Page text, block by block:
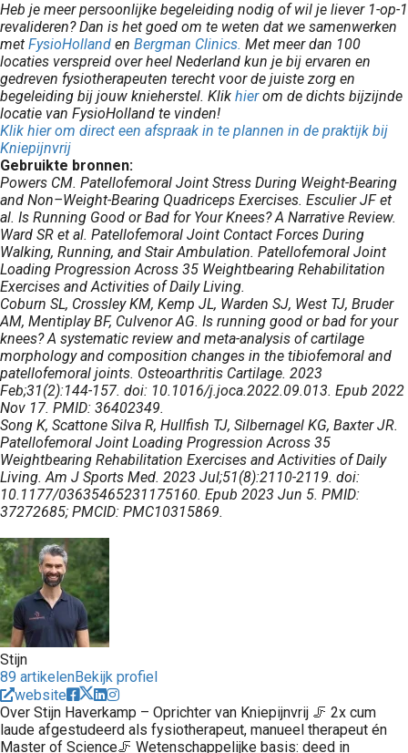
Heb je meer persoonlijke begeleiding nodig of wil je liever 1-op-1
revalideren? Dan is het goed om te weten dat we samenwerken
met FysioHolland en Bergman Clinics. Met meer dan 100
locaties verspreid over heel Nederland kun je bij ervaren en
gedreven fysiotherapeuten terecht voor de juiste zorg en
begeleiding bij jouw knieherstel. Klik hierom de dichts bijzijnde
locatie van FysioHolland te vinden!
Klik hier om direct een afspraak in te plannen in de praktijk bij
Kniepijnvrij
Gebruikte bronnen:
Powers CM. Patellofemoral Joint Stress During Weight-Bearing
and Non–Weight-Bearing Quadriceps Exercises. Esculier JF et
al. Is Running Good or Bad for Your Knees? A Narrative Review.
Ward SR et al. Patellofemoral Joint Contact Forces During
Walking, Running, and Stair Ambulation. Patellofemoral Joint
Loading Progression Across 35 Weightbearing Rehabilitation
Exercises and Activities of Daily Living.
Coburn SL, Crossley KM, Kemp JL, Warden SJ, West TJ, Bruder
AM, Mentiplay BF, Culvenor AG. Is running good or bad for your
knees? A systematic review and meta-analysis of cartilage
morphology and composition changes in the tibiofemoral and
patellofemoral joints. Osteoarthritis Cartilage. 2023
Feb;31(2):144-157. doi: 10.1016/j.joca.2022.09.013. Epub 2022
Nov 17. PMID: 36402349.
Song K, Scattone Silva R, Hullfish TJ, Silbernagel KG, Baxter JR.
Patellofemoral Joint Loading Progression Across 35
Weightbearing Rehabilitation Exercises and Activities of Daily
Living. Am J Sports Med. 2023 Jul;51(8):2110-2119. doi:
10.1177/03635465231175160. Epub 2023 Jun 5. PMID:
37272685; PMCID: PMC10315869.
Stijn
89 artikelenBekijk profiel
website
Over Stijn Haverkamp – Oprichter van Kniepijnvrij 🦵 2x cum
laude afgestudeerd als fysiotherapeut, manueel therapeut én
Master of Science🦵 Wetenschappelijke basis: deed in